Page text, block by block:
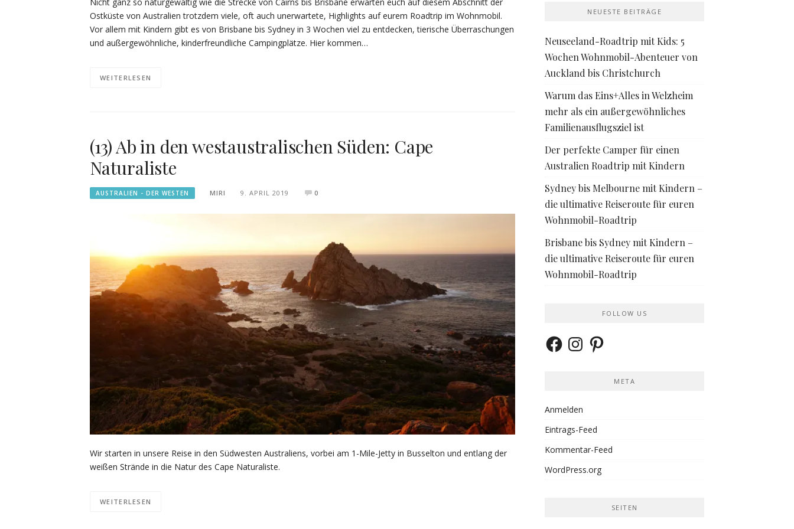
Ostküste von Australien trotzdem viele, oft auch unerwartete, Highlights auf eurem Roadtrip im Wohnmobil.
Vor allem mit Kindern gibt es von Brisbane bis Sydney in 3 Wochen viel zu entdecken, tierische Überraschungen
und außergewöhnliche, kinderfreundliche Campingplätze. Hier kommen…
WEITERLESEN
(13) Ab in den westaustralischen Süden: Cape
Naturaliste
AUSTRALIEN - DER WESTEN MIRI 9. APRIL 2019 0
Wir starten in unsere Reise in den Südwesten Australiens, vorbei am 1-Mile-Jetty in Busselton und entlang der
weißen Strände in die Natur des Cape Naturaliste.
WEITERLESEN
NEUESTE BEITRÄGE
Neuseeland-Roadtrip mit Kids: 5
Wochen Wohnmobil-Abenteuer von
Auckland bis Christchurch
Warum das Eins+Alles in Welzheim
mehr als ein außergewöhnliches
Familienausflugsziel ist
Der perfekte Camper für einen
Australien Roadtrip mit Kindern
Sydney bis Melbourne mit Kindern –
die ultimative Reiseroute für euren
Wohnmobil-Roadtrip
Brisbane bis Sydney mit Kindern –
die ultimative Reiseroute für euren
Wohnmobil-Roadtrip
FOLLOW US
FacebookInstagramPinterest
META
Anmelden
Eintrags-Feed
Kommentar-Feed
WordPress.org
SEITEN